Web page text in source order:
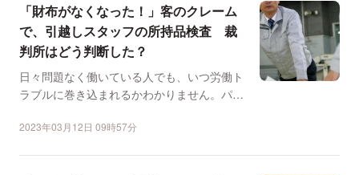
「財布がなくなった！」客のクレーム
で、引越しスタッフの所持品検査 裁
判所はどう判断した？
日々問題なく働いている人でも、いつ労働ト
ラブルに巻き込まれるかわかりません。パワ
2023年03月12日 09時57分